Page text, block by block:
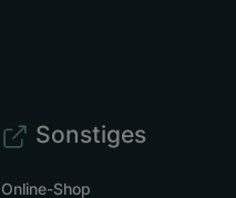
Sonstiges
Online-Shop